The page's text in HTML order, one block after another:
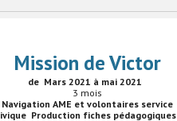
Mission de Victor
de Mars 2021 à mai 2021
3 mois
Navigation AME et volontaires service
Production fiches pédagogiques